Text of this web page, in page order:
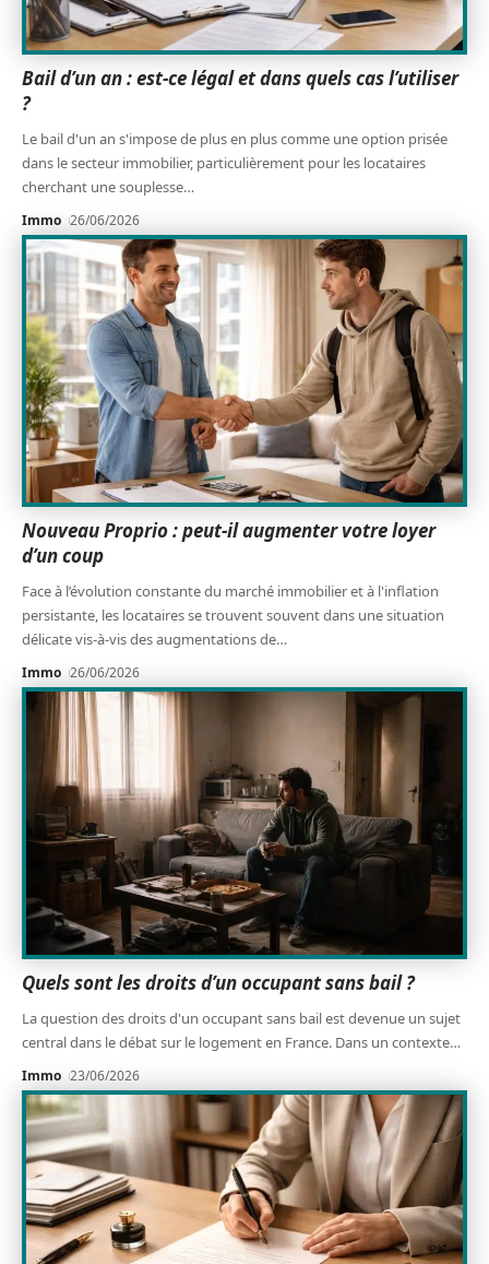
Bail d’un an : est-ce légal et dans quels cas l’utiliser
?
Le bail d'un an s'impose de plus en plus comme une option prisée
dans le secteur immobilier, particulièrement pour les locataires
cherchant une souplesse…
Immo 26/06/2026
Nouveau Proprio : peut-il augmenter votre loyer
d’un coup
Face à l’évolution constante du marché immobilier et à l'inflation
persistante, les locataires se trouvent souvent dans une situation
délicate vis-à-vis des augmentations de…
Immo 26/06/2026
Quels sont les droits d’un occupant sans bail ?
La question des droits d'un occupant sans bail est devenue un sujet
central dans le débat sur le logement en France. Dans un contexte…
Immo 23/06/2026